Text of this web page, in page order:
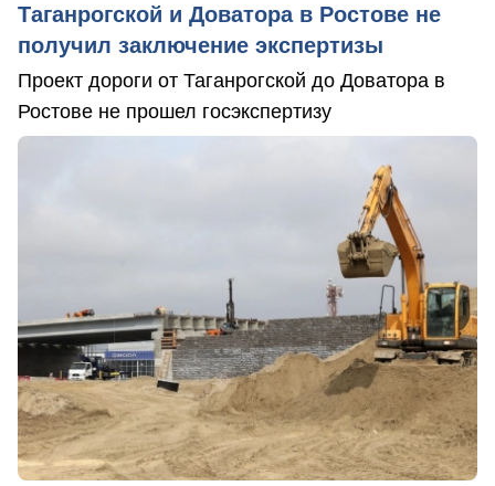
Таганрогской и Доватора в Ростове не
получил заключение экспертизы
Проект дороги от Таганрогской до Доватора в
Ростове не прошел госэкспертизу